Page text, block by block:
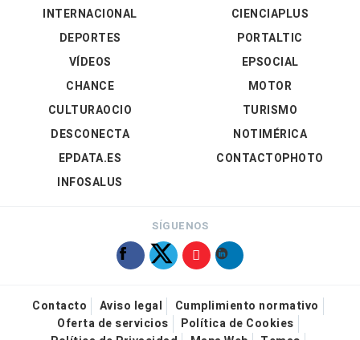
INTERNACIONAL
DEPORTES
VÍDEOS
CIENCIAPLUS
PORTALTIC
EPSOCIAL
CHANCE
CULTURAOCIO
DESCONECTA
EPDATA.ES
INFOSALUS
MOTOR
TURISMO
NOTIMÉRICA
CONTACTOPHOTO
SÍGUENOS
Contacto Aviso legal
Cumplimiento normativo
Oferta de servicios
Política de Cookies